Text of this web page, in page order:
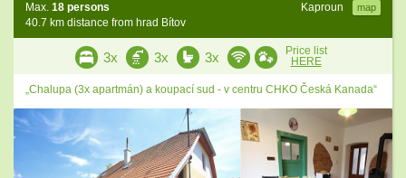
Kaproun map
Max. 18 persons
40.7 km distance from hrad Bítov
3x 3x 3x
Price list
HERE
„Chalupa (3x apartmán) a koupací sud - v centru CHKO Česká Kanada“